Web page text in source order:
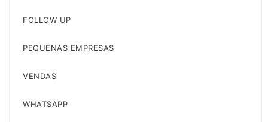
FOLLOW UP
PEQUENAS EMPRESAS
VENDAS
WHATSAPP